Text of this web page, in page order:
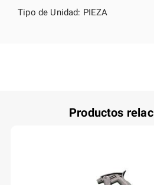
Tipo de Unidad: PIEZA
Productos